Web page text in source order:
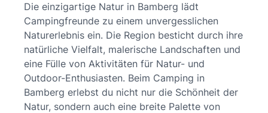
Die einzigartige Natur in Bamberg lädt
Campingfreunde zu einem unvergesslichen
Naturerlebnis ein. Die Region besticht durch ihre
natürliche Vielfalt, malerische Landschaften und
eine Fülle von Aktivitäten für Natur- und
Outdoor-Enthusiasten. Beim Camping in
Bamberg erlebst du nicht nur die Schönheit der
Natur, sondern auch eine breite Palette von